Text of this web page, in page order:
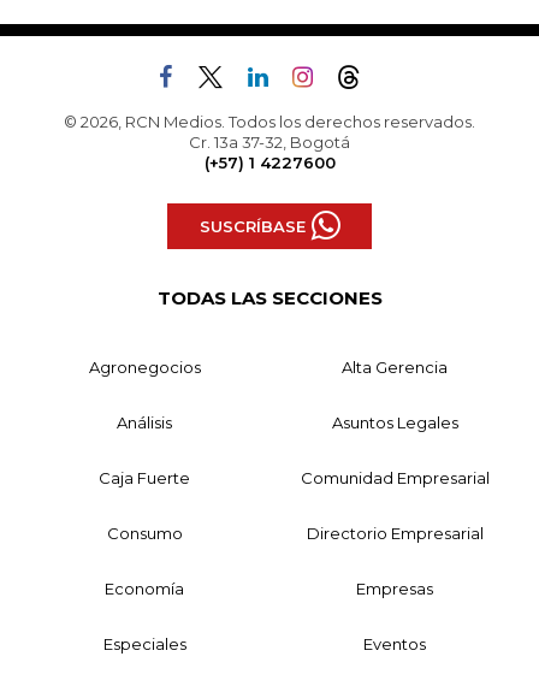
© 2026, RCN Medios. Todos los derechos reservados.
Cr. 13a 37-32, Bogotá
(+57) 1 4227600
SUSCRÍBASE
TODAS LAS SECCIONES
Agronegocios Alta Gerencia
Análisis Asuntos Legales
Caja Fuerte Comunidad Empresarial
Consumo Directorio Empresarial
Economía Empresas
Especiales Eventos